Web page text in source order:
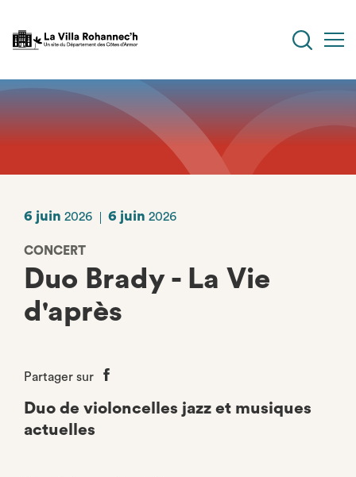
Aller
6 juin 2026 6 juin 2026
CONCERT
Duo Brady - La Vie
d'après
Partager sur
Partager
Facebook
Duo de violoncelles jazz et musiques
actuelles